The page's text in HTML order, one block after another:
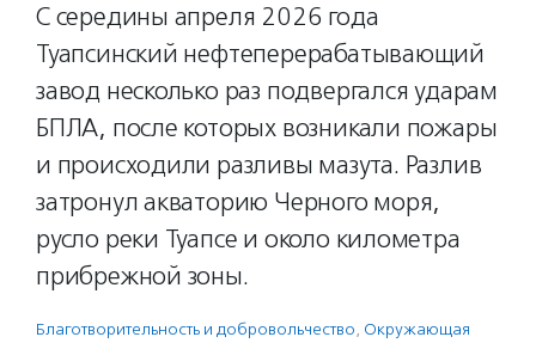
С середины апреля 2026 года
Туапсинский нефтеперерабатывающий
завод несколько раз подвергался ударам
БПЛА, после которых возникали пожары
и происходили разливы мазута. Разлив
затронул акваторию Черного моря,
русло реки Туапсе и около километра
прибрежной зоны.
Благотвори­тель­ность и доброволь­чест­во, Окружающая